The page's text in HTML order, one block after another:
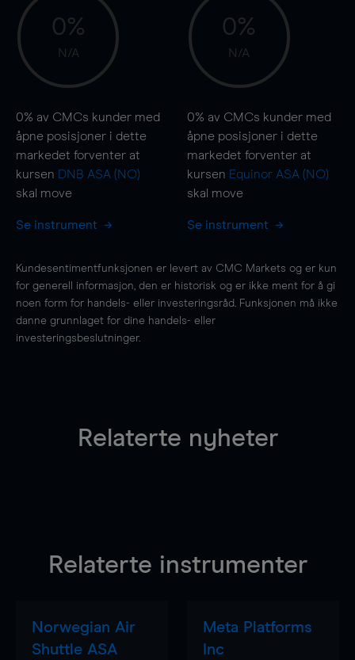
0%
N/A
0% av CMCs kunder med
åpne posisjoner i dette
markedet forventer at
kursen DNB ASA (NO)
skal move
Se instrument
0%
N/A
0% av CMCs kunder med
åpne posisjoner i dette
markedet forventer at
kursen Equinor ASA (NO)
skal move
Se instrument
Kundesentimentfunksjonen er levert av CMC Markets og er kun
for generell informasjon, den er historisk og er ikke ment for å gi
noen form for handels- eller investeringsråd. Funksjonen må ikke
danne grunnlaget for dine handels- eller
investeringsbeslutninger.
Relaterte nyheter
Relaterte instrumenter
Norwegian Air
Shuttle ASA
Meta Platforms
Inc